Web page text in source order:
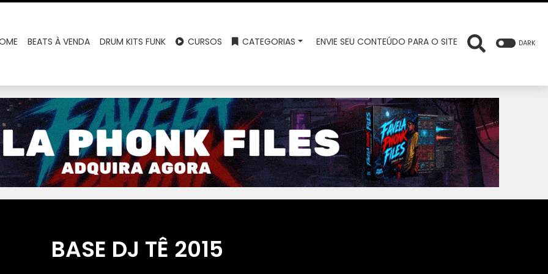
BEATS À VENDA DRUM KITS FUNK CURSOS CATEGORIAS ENVIE SEU CONTEÚDO PARA O SITE DARK
BASE DJ TÊ 2015